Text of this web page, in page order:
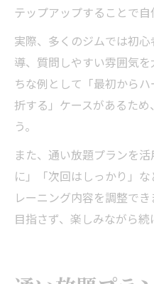
テップアップすることで自
実際、多くのジムでは初
導、質問しやすい雰囲気
ちな例として「最初から
折する」ケースがあるた
う。
また、通い放題プランを
に」「次回はしっかり」
レーニング内容を調整で
目指さず、楽しみながら続